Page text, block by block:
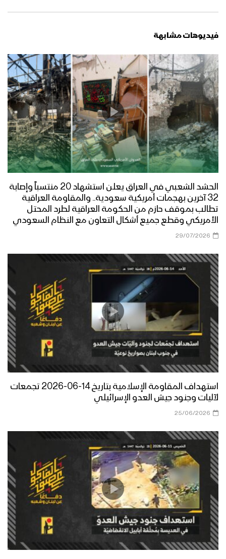
فيديوهات مشابهة
الحشد الشعبي في العراق يعلن استشهاد 20 منتسباً وإصابة
32 آخرين بهجمات أمريكية سعودية.. والمقاومة العراقية
تطالب بموقف حازم من الحكومة العراقية لطرد المحتل
الأمريكي وقطع جميع أشكال التعاون مع النظام السعودي
29/07/2026
استهداف المقاومة الإسلامية بتاريخ 14-06-2026 تجمعات
لآليات وجنود جيش العدو الإسرائيلي
25/06/2026